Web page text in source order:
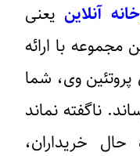
آنلاین یعنی
مجموعه با ارائه
وی، شما
ناگفته نماند
خریداران،